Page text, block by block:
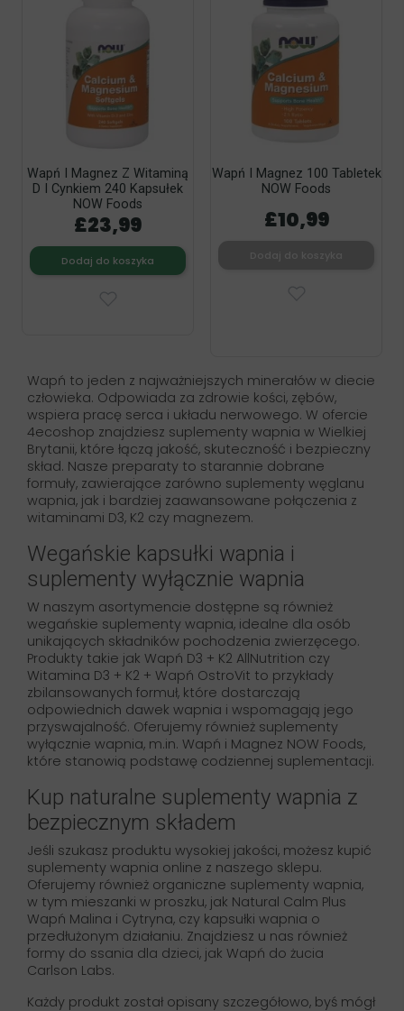
Wapń I Magnez Z Witaminą
D I Cynkiem 240 Kapsułek
NOW Foods
£23,99
Dodaj do koszyka
Wapń I Magnez 100 Tabletek
NOW Foods
£10,99
Wapń to jeden z najważniejszych minerałów w diecie
człowieka. Odpowiada za zdrowie kości, zębów,
wspiera pracę serca i układu nerwowego. W ofercie
4ecoshop znajdziesz suplementy wapnia w Wielkiej
Brytanii, które łączą jakość, skuteczność i bezpieczny
skład. Nasze preparaty to starannie dobrane
formuły, zawierające zarówno suplementy węglanu
wapnia, jak i bardziej zaawansowane połączenia z
witaminami D3, K2 czy magnezem.
Wegańskie kapsułki wapnia i
suplementy wyłącznie wapnia
W naszym asortymencie dostępne są również
wegańskie suplementy wapnia, idealne dla osób
unikających składników pochodzenia zwierzęcego.
Produkty takie jak Wapń D3 + K2 AllNutrition czy
Witamina D3 + K2 + Wapń OstroVit to przykłady
zbilansowanych formuł, które dostarczają
odpowiednich dawek wapnia i wspomagają jego
przyswajalność. Oferujemy również suplementy
wyłącznie wapnia, m.in. Wapń i Magnez NOW Foods,
które stanowią podstawę codziennej suplementacji.
Kup naturalne suplementy wapnia z
bezpiecznym składem
Jeśli szukasz produktu wysokiej jakości, możesz kupić
suplementy wapnia online z naszego sklepu.
Oferujemy również organiczne suplementy wapnia,
w tym mieszanki w proszku, jak Natural Calm Plus
Wapń Malina i Cytryna, czy kapsułki wapnia o
przedłużonym działaniu. Znajdziesz u nas również
formy do ssania dla dzieci, jak Wapń do żucia
Carlson Labs.
Każdy produkt został opisany szczegółowo, byś mógł